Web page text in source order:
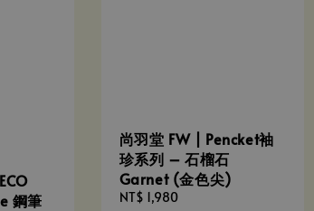
鋼筆
尚羽堂 FW | Pencket袖
珍系列 – 石榴石
Garnet (金色尖)
Regular
NT$ 1,980